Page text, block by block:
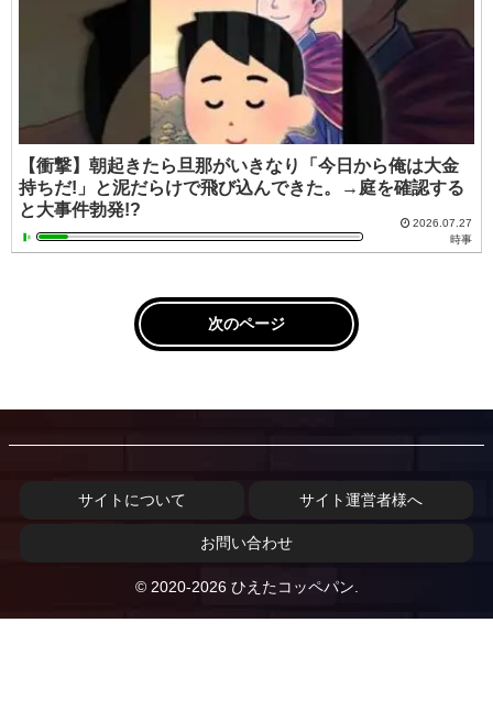
【衝撃】朝起きたら旦那がいきなり「今日から俺は大金
持ちだ!」と泥だらけで飛び込んできた。→庭を確認する
と大事件勃発!?
2026.07.27
時事
次のページ
サイトについて サイト運営者様へ
お問い合わせ
© 2020-2026 ひえたコッペパン.